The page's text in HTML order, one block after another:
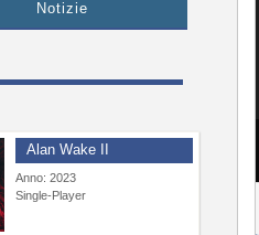
Notizie
Alan Wake II
Anno: 2023
Single-Player